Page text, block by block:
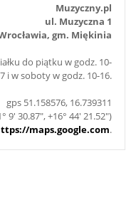
Muzyczny.pl
ul. Muzyczna 1
gm. Miękinia
do piątku w godz. 10-
i w soboty w godz. 10-16.
gps 51.158576, 16.739311
9' 30.87", +16° 44' 21.52")
maps.google.com.